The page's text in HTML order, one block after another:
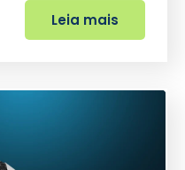
Leia mais